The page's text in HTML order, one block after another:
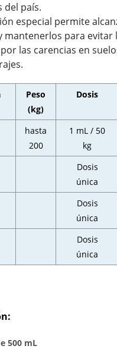
del país.
especial permite
mantenerlos para evitar
las carencias en
Peso
(kg)
Dosis
hasta
200
1 mL / 50
kg
Dosis
única
Dosis
única
Dosis
única
500 mL